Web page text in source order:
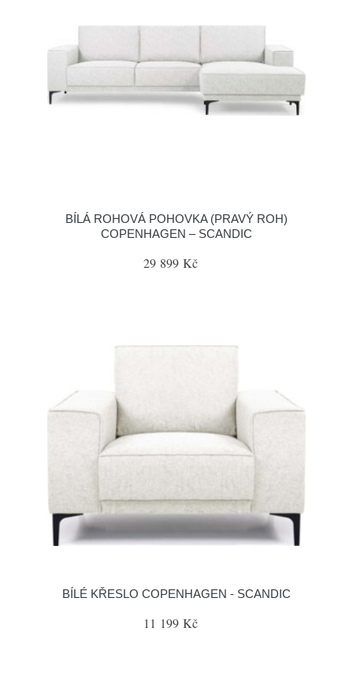
BÍLÁ ROHOVÁ POHOVKA (PRAVÝ ROH)
COPENHAGEN – SCANDIC
29 899 Kč
BÍLÉ KŘESLO COPENHAGEN - SCANDIC
11 199 Kč